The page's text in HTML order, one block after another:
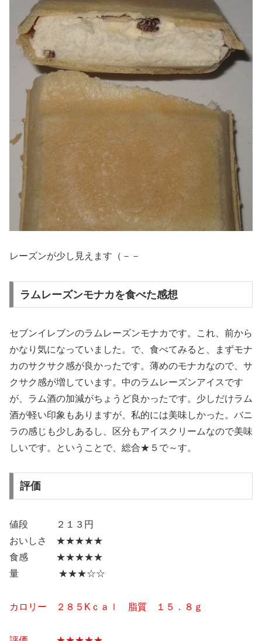
レーズンが少し見えます（－－
ラムレーズンモナカを食べた感想
セブンイレブンのラムレーズンモナカです。これ、前から
かなり気になっていました。で、食べてみると、まずモナ
カのサクサク感が良かったです。薄めのモナカなので、サ
クサク感が増しています。中のラムレーズンアイスです
が、ラム酒の加減がちょうど良かったです。少しだけラム
酒が軽い印象もありますが、私的には美味しかった。バニ
ラの感じも少しあるし、区分もアイスクリームなので美味
しいです。ということで、総合★５で～す。
評価
値段 ２１３円
おいしさ ★★★★★
食感 ★★★★★
量 ★★★☆☆
カロリー ２８５Kｃａｌ 脂質 １５．８ｇ